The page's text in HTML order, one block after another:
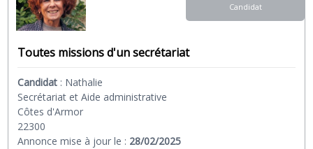
Toutes missions d'un secrétariat
Candidat : Nathalie
Secrétariat et Aide administrative
Côtes d'Armor
22300
Annonce mise à jour le : 28/02/2025
Candidat